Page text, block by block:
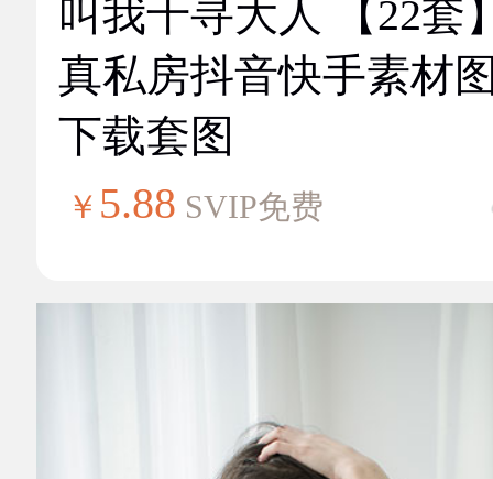
叫我千寻大人 【22套
真私房抖音快手素材
下载套图
￥ 5.88 SVIP免费